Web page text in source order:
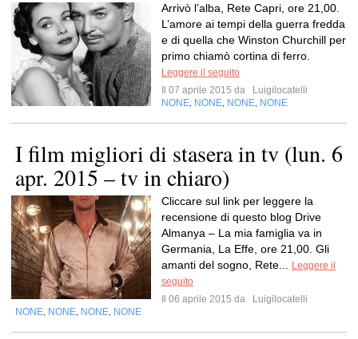
Arrivò l’alba, Rete Capri, ore 21,00.
L’amore ai tempi della guerra fredda
e di quella che Winston Churchill per
primo chiamò cortina di ferro.
Leggere il seguito
Il 07 aprile 2015 da
Luigilocatelli
NONE NONE NONE NONE
I film migliori di stasera in tv (lun. 6
apr. 2015 – tv in chiaro)
Cliccare sul link per leggere la
recensione di questo blog Drive
Almanya – La mia famiglia va in
Germania, La Effe, ore 21,00. Gli
amanti del sogno, Rete...
Leggere il
seguito
Il 06 aprile 2015 da
Luigilocatelli
NONE NONE NONE NONE